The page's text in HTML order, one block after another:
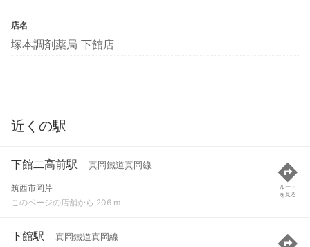
店名
塚本調剤薬局 下館店
近くの駅
下館二高前駅 真岡鐵道真岡線
筑西市岡芹
このページの店舗から 206 m
ルート
を見る
下館駅 真岡鐵道真岡線